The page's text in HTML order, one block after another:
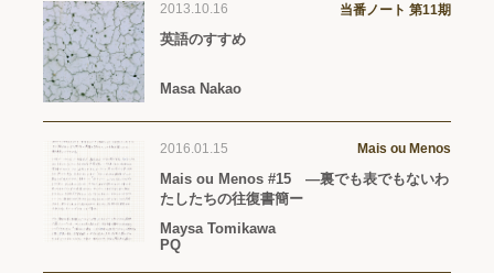
2013.10.16 当番ノート 第11期
英語のすすめ
Masa Nakao
2016.01.15 Mais ou Menos
Mais ou Menos #15 —裏でも表でもないわ
たしたちの往復書簡ー
Maysa Tomikawa
PQ